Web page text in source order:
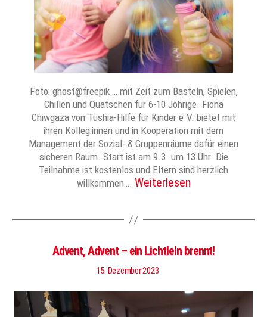
Foto: ghost@freepik … mit Zeit zum Basteln, Spielen,
Chillen und Quatschen für 6-10 Jöhrige. Fiona
Chiwgaza von Tushia-Hilfe für Kinder e.V. bietet mit
ihren Kolleg:innen und in Kooperation mit dem
Management der Sozial- & Gruppenräume dafür einen
sicheren Raum. Start ist am 9.3. um 13 Uhr. Die
Teilnahme ist kostenlos und Eltern sind herzlich
willkommen…. Weiterlesen
Advent, Advent – ein Lichtlein brennt!
15. Dezember 2023